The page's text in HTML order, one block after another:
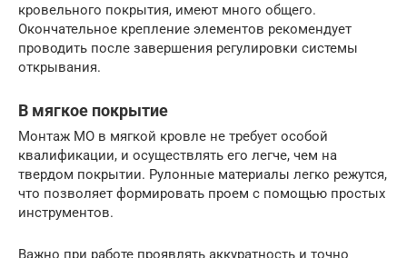
кровельного покрытия, имеют много общего.
Окончательное крепление элементов рекомендует
проводить после завершения регулировки системы
открывания.
В мягкое покрытие
Монтаж МО в мягкой кровле не требует особой
квалификации, и осуществлять его легче, чем на
твердом покрытии. Рулонные материалы легко режутся,
что позволяет формировать проем с помощью простых
инструментов.
Важно при работе проявлять аккуратность и точно